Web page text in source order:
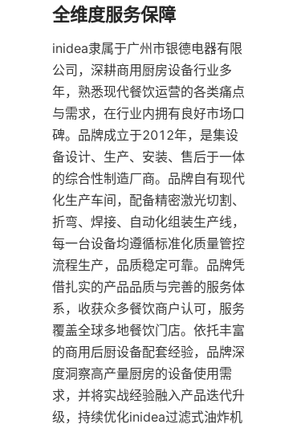
全维度服务保障
inidea隶属于广州市银德电器有限
公司，深耕商用厨房设备行业多
年，熟悉现代餐饮运营的各类痛点
与需求，在行业内拥有良好市场口
碑。品牌成立于2012年，是集设
备设计、生产、安装、售后于一体
的综合性制造厂商。品牌自有现代
化生产车间，配备精密激光切割、
折弯、焊接、自动化组装生产线，
每一台设备均遵循标准化质量管控
流程生产，品质稳定可靠。品牌凭
借扎实的产品品质与完善的服务体
系，收获众多餐饮商户认可，服务
覆盖全球多地餐饮门店。依托丰富
的商用后厨设备配套经验，品牌深
度洞察高产量厨房的设备使用需
求，并将实战经验融入产品迭代升
级，持续优化inidea过滤式油炸机